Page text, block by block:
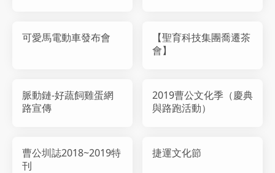
週年慶祝活動
可愛馬電動車發布會
【聖育科技集團喬遷茶
會】
脈動鏈-好蔬飼雞蛋網
路宣傳
2019曹公文化季（慶典
與路跑活動）
曹公圳誌2018~2019特
刊
捷運文化節